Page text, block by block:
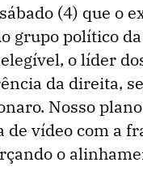
(4) que o
grupo político
o líder
da direita,
Nosso
de vídeo com a
o